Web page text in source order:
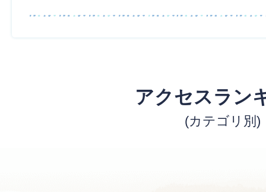
アクセスラン
(カテゴリ別)